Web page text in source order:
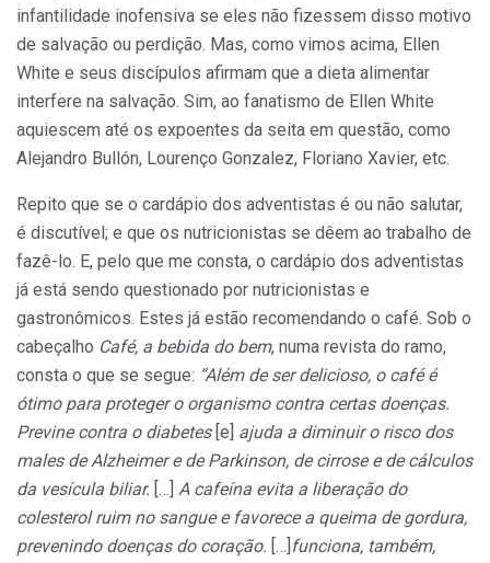
infantilidade inofensiva se eles não fizessem disso motivo
de salvação ou perdição. Mas, como vimos acima, Ellen
White e seus discípulos afirmam que a dieta alimentar
interfere na salvação. Sim, ao fanatismo de Ellen White
aquiescem até os expoentes da seita em questão, como
Alejandro Bullón, Lourenço Gonzalez, Floriano Xavier, etc.
Repito que se o cardápio dos adventistas é ou não salutar,
é discutível; e que os nutricionistas se dêem ao trabalho de
fazê-lo. E, pelo que me consta, o cardápio dos adventistas
já está sendo questionado por nutricionistas e
gastronômicos. Estes já estão recomendando o café. Sob o
cabeçalho Café, a bebida do bem, numa revista do ramo,
consta o que se segue: “Além de ser delicioso, o café é
ótimo para proteger o organismo contra certas doenças.
Previne contra o diabetes [e] ajuda a diminuir o risco dos
males de Alzheimer e de Parkinson, de cirrose e de cálculos
da vesícula biliar. […] A cafeína evita a liberação do
colesterol ruim no sangue e favorece a queima de gordura,
prevenindo doenças do coração. […] funciona, também,